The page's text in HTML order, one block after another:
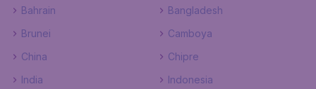
Bahrain
Bangladesh
Brunei
Camboya
China
Chipre
India
Indonesia